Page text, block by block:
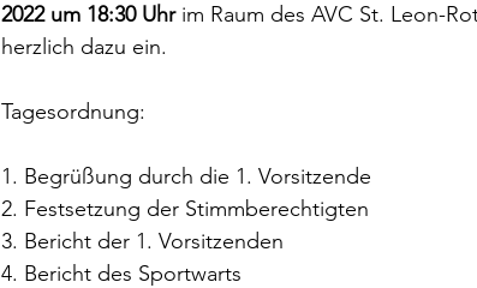
2022 um 18:30 Uhr im Raum des AVC St. Leon-
herzlich dazu ein.
Tagesordnung:
1. Begrüßung durch die 1. Vorsitzende
2. Festsetzung der Stimmberechtigten
3. Bericht der 1. Vorsitzenden
4. Bericht des Sportwarts